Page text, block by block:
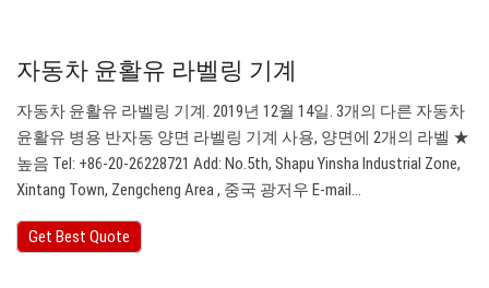
자동차 윤활유 라벨링 기계
자동차 윤활유 라벨링 기계. 2019년 12월 14일. 3개의 다른 자동차
윤활유 병용 반자동 양면 라벨링 기계 사용, 양면에 2개의 라벨 ★
높음 Tel: +86-20-26228721 Add: No.5th, Shapu Yinsha Industrial Zone,
Xintang Town, Zengcheng Area , 중국 광저우 E-mail…
Get Best Quote